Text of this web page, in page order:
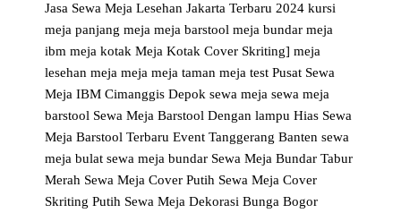
Jasa Sewa Meja Lesehan Jakarta Terbaru 2024kursi
meja panjangmejameja barstoolmeja bundarmeja
ibmmeja kotakMeja Kotak Cover Skriting]meja
lesehanmeja mejameja tamanmeja testPusat Sewa
Meja IBM Cimanggis Depoksewa mejasewa meja
barstool Sewa Meja Barstool Dengan lampu Hias Sewa
Meja Barstool Terbaru Event Tanggerang Bantensewa
meja bulatsewa meja bundar Sewa Meja Bundar Tabur
Merah Sewa Meja Cover Putih Sewa Meja Cover
Skriting Putih Sewa Meja Dekorasi Bunga Bogor